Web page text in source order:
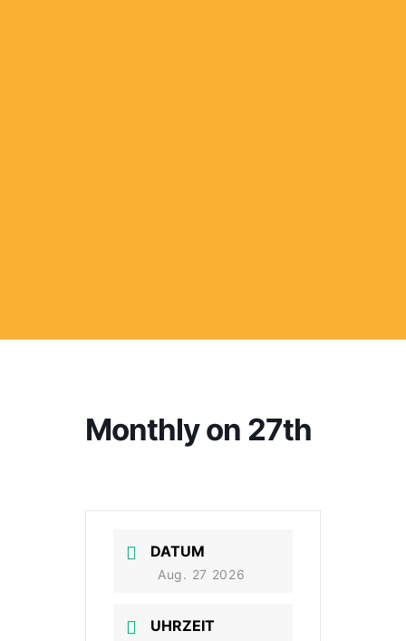
Monthly on 27th
DATUM
Aug. 27 2026
UHRZEIT